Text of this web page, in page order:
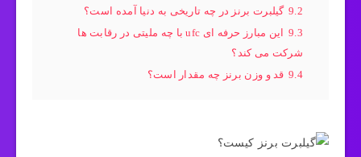
9.2 گیلبرت برنز در چه تاریخی به دنیا آمده است؟
9.3
این مبارز حرفه ای ufc با چه ملیتی در رقابت ها
شرکت می کند؟
9.4 قد و وزن برنز چه مقدار است؟